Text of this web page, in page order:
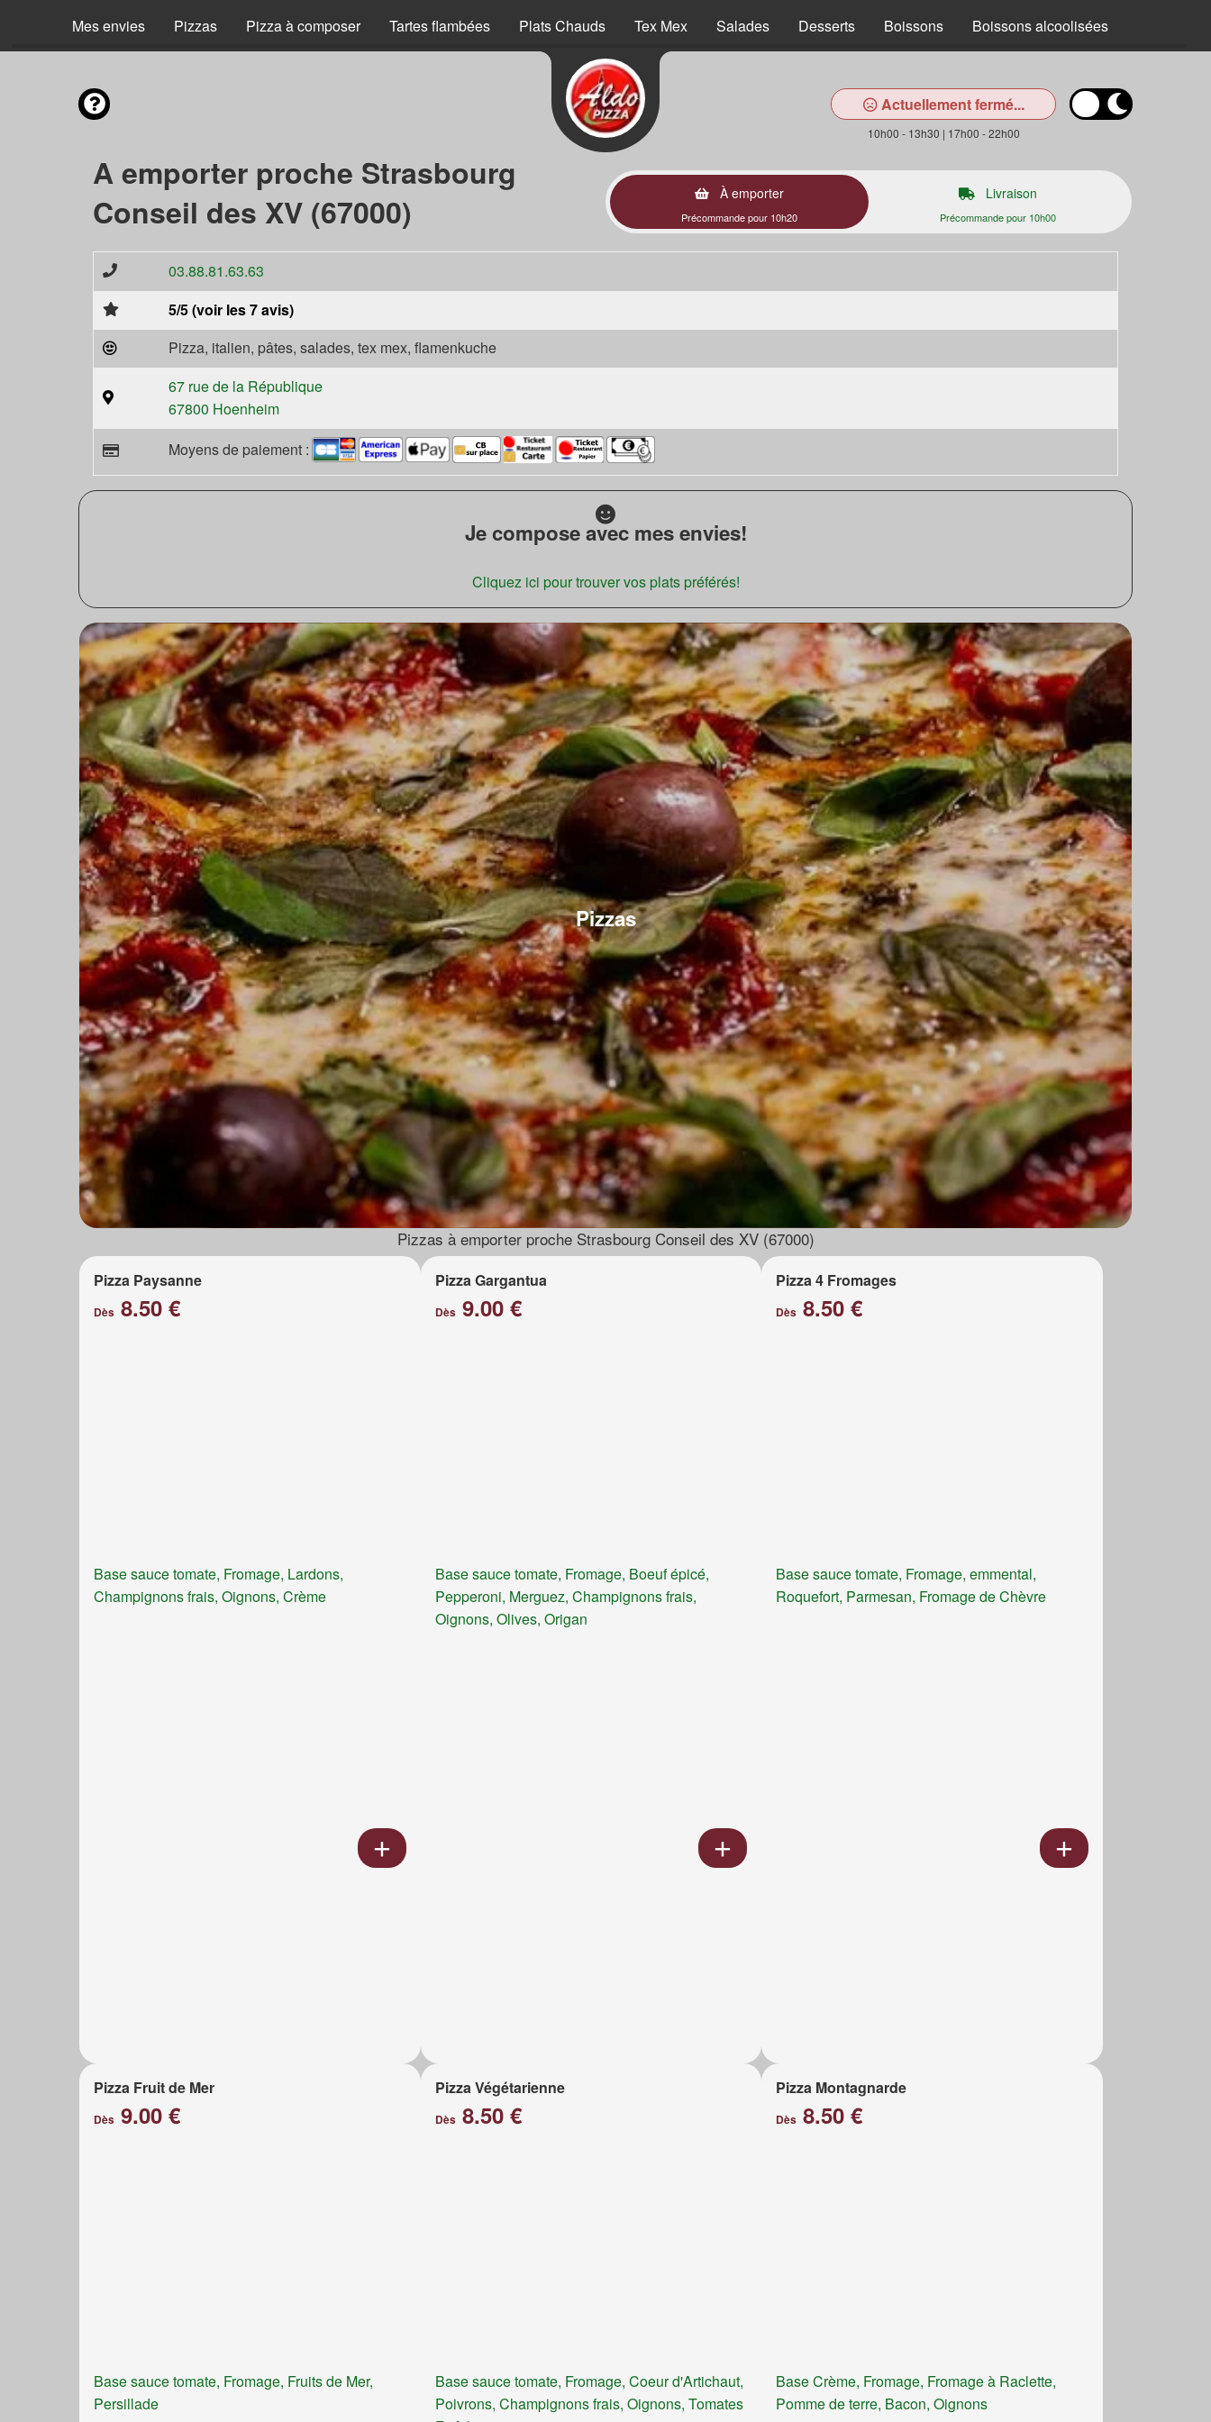
Mes envies Pizzas Pizza à composer Tartes flambées Plats Chauds Tex Mex Salades Desserts Boissons Boissons alcoolisées
Actuellement fermé...
10h00 - 13h30 | 17h00 - 22h00
A emporter proche Strasbourg
Conseil des XV (67000)
À emporter
Précommande pour 10h20
Livraison
Précommande pour 10h00
03.88.81.63.63
5/5 (voir les 7 avis)
Pizza, italien, pâtes, salades, tex mex, flamenkuche
67 rue de la République
67800 Hoenheim
Moyens de paiement :
Je compose avec mes envies!
Cliquez ici pour trouver vos plats préférés!
Pizzas
Pizzas à emporter proche Strasbourg Conseil des XV (67000)
Pizza Paysanne
Dès 8.50 €
Base sauce tomate, Fromage, Lardons,
Champignons frais, Oignons, Crème
Pizza Gargantua
Dès9.00 €
Base sauce tomate, Fromage, Boeuf épicé,
Pepperoni, Merguez, Champignons frais,
Oignons, Olives, Origan
Pizza 4 Fromages
Dès 8.50 €
Base sauce tomate, Fromage, emmental,
Roquefort, Parmesan, Fromage de Chèvre
Pizza Fruit de Mer
Dès 9.00 €
Base sauce tomate, Fromage, Fruits de Mer,
Persillade
Pizza Végétarienne
Dès8.50 €
Base sauce tomate, Fromage, Coeur d'Artichaut,
Poivrons, Champignons frais, Oignons, Tomates
Pizza Montagnarde
Dès 8.50 €
Base Crème, Fromage, Fromage à Raclette,
Pomme de terre, Bacon, Oignons